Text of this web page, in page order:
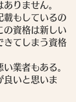
りません。
載もしているの
資格は新しい
きてしまう資格
業者もある。
良いと思いま